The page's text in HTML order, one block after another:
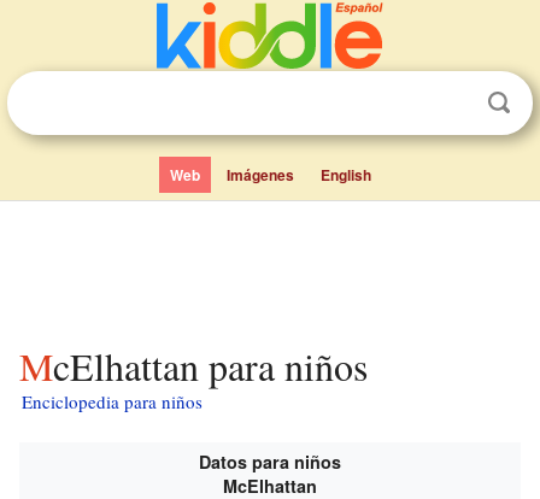
Web Imágenes English
McElhattan para niños
Enciclopedia para niños
Datos para niños
McElhattan